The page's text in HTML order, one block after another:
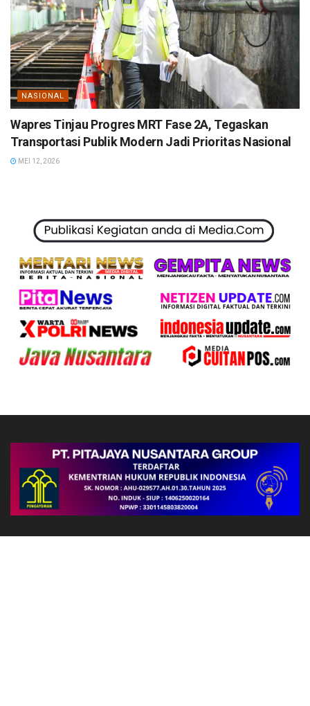
NASIONAL
Wapres Tinjau Progres MRT Fase 2A, Tegaskan
Transportasi Publik Modern Jadi Prioritas Nasional
MEI 12, 2026